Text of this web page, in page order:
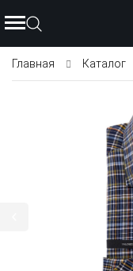
Главная Каталог